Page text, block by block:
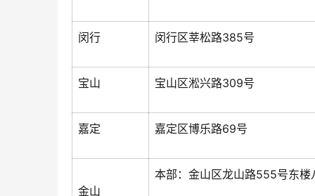
闵行 闵行区莘松路385号
宝山 宝山区淞兴路309号
嘉定 嘉定区博乐路69号
金山
本部：金山区龙山路555号东楼